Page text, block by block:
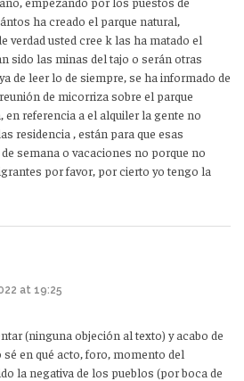
ha creado el parque natural,
verdad usted cree k las ha matado el
sido las minas del tajo o serán otras
de leer lo de siempre, se ha informado de
de micorriza sobre el parque
referencia a el alquiler la gente no
residencia , están para que esas
semana o vacaciones no porque no
por favor, por cierto yo tengo la
at 19:25
(ninguna objeción al texto) y acabo de
sé en qué acto, foro, momento del
la negativa de los pueblos (por boca de